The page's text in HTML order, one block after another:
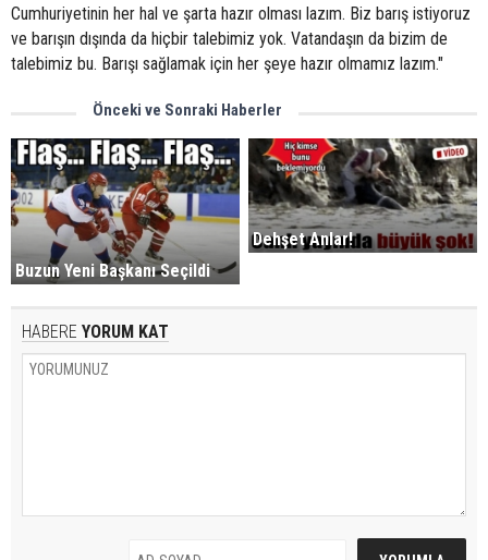
Cumhuriyetinin her hal ve şarta hazır olması lazım. Biz barış istiyoruz
ve barışın dışında da hiçbir talebimiz yok. Vatandaşın da bizim de
talebimiz bu. Barışı sağlamak için her şeye hazır olmamız lazım."
Önceki ve Sonraki Haberler
Buzun Yeni Başkanı Seçildi
Dehşet Anlar!
HABERE YORUM KAT